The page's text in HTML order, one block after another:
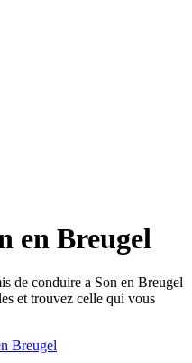
en Breugel
de conduire a Son en Breugel
et trouvez celle qui vous
Breugel